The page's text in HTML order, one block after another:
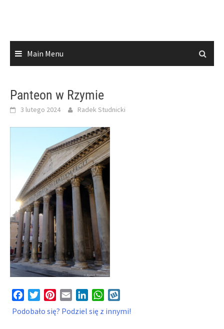
Main Menu
Panteon w Rzymie
3 lutego 2024 Radek Studnicki
FacebookTwitterPinterest
Email LinkedInWhatsApp
Podobało się? Podziel się z innymi!